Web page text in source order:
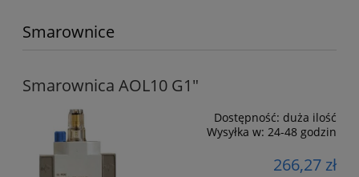
Smarownice
Smarownica AOL10 G1"
Dostępność: duża ilość
Wysyłka w: 24-48 godzin
266,27 zł